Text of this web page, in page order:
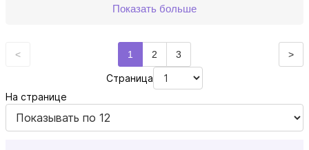
Показать больше
< 1 2 3 >
Страница
На странице